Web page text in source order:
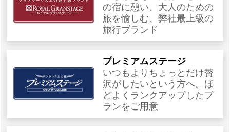
の宿に憩い、大人のための
旅を愉しむ、弊社最上級の
旅行ブランド
プレミアムステージ
いつもよりちょっとだけ贅
沢がしたいという方へ。ほ
どよくランクアップしたプ
ランをご用意